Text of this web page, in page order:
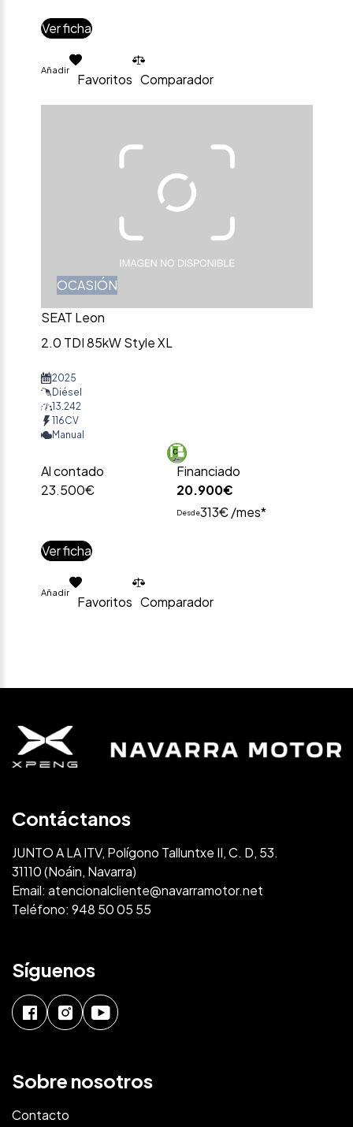
Ver ficha
Añadir
Favoritos Comparador
OCASIÓN
SEAT Leon
2.0 TDI 85kW Style XL
2025
Diésel
13.242
116CV
Manual
Al contado
23.500€
Financiado
20.900€
Desde313€ /mes*
Ver ficha
Añadir
Favoritos Comparador
Contáctanos
JUNTO A LA ITV, Polígono Talluntxe II, C. D, 53.
31110 (Noáin, Navarra)
Email: atencionalcliente@navarramotor.net
Teléfono: 948 50 05 55
Síguenos
Sobre nosotros
Contacto